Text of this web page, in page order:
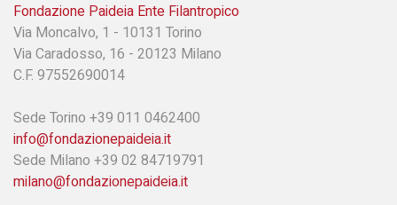
Fondazione Paideia Ente Filantropico
Via Moncalvo, 1 - 10131 Torino
Via Caradosso, 16 - 20123 Milano
C.F. 97552690014
Sede Torino +39 011 0462400
info@fondazionepaideia.it
Sede Milano +39 02 84719791
milano@fondazionepaideia.it